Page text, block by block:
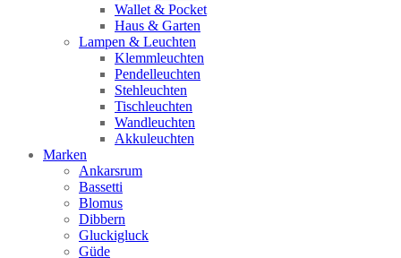
Wallet & Pocket
Haus & Garten
Lampen & Leuchten
Klemmleuchten
Pendelleuchten
Stehleuchten
Tischleuchten
Wandleuchten
Akkuleuchten
Marken
Ankarsrum
Bassetti
Blomus
Dibbern
Gluckigluck
Güde